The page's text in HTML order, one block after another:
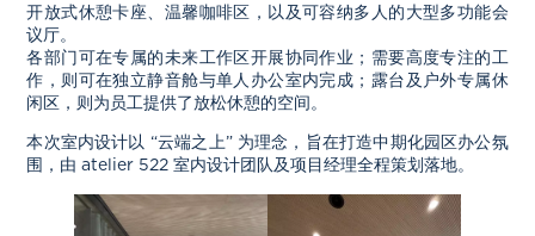
开放式休憩卡座、温馨咖啡区，以及可容纳多人的大型多功能会
议厅。
各部门可在专属的未来工作区开展协同作业；需要高度专注的工
作，则可在独立静音舱与单人办公室内完成；露台及户外专属休
闲区，则为员工提供了放松休憩的空间。
本次室内设计以 “云端之上” 为理念，旨在打造中期化园区办公氛
围，由 atelier 522 室内设计团队及项目经理全程策划落地。